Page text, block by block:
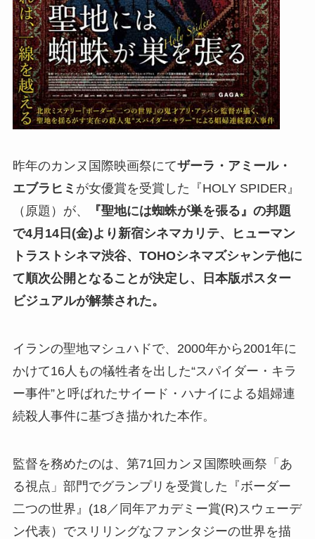
昨年のカンヌ国際映画祭にてザーラ・アミール・
エブラヒミ が女優賞を受賞した『HOLY SPIDER』
（原題）が、
『聖地には蜘蛛が巣を張る』の邦題
で4月14日(金)より新宿シネマカリテ、ヒューマン
トラストシネマ渋谷、TOHOシネマズシャンテ他に
て順次公開となることが決定し、日本版ポスター
ビジュアルが解禁された。
イランの聖地マシュハドで、2000年から2001年に
かけて16人もの犠牲者を出した“スパイダー・キラ
ー事件”と呼ばれたサイード・ハナイによる娼婦連
続殺人事件に基づき描かれた本作。
監督を務めたのは、第71回カンヌ国際映画祭「あ
る視点」部門でグランプリを受賞した『ボーダー
二つの世界』(18／同年アカデミー賞(R)スウェーデ
ン代表）でスリリングなファンタジーの世界を描